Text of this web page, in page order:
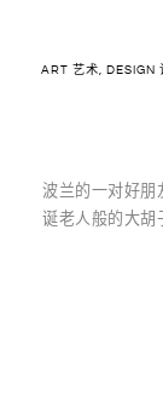
ART 艺术, DESIGN
波兰的一对好朋
诞老人般的大胡